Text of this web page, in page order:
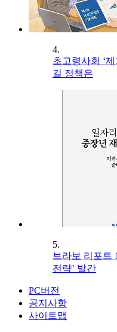
4.
초고령사회 ‘
길 정책은
5.
브라보 리포트
전략’ 발간
PC버전
공지사항
사이트맵